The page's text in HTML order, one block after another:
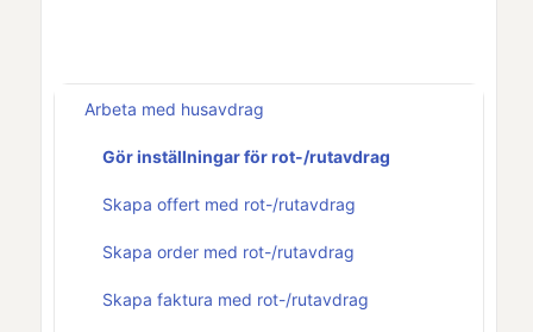
Arbeta med husavdrag
Gör inställningar för rot-/rutavdrag
Skapa offert med rot-/rutavdrag
Skapa order med rot-/rutavdrag
Skapa faktura med rot-/rutavdrag